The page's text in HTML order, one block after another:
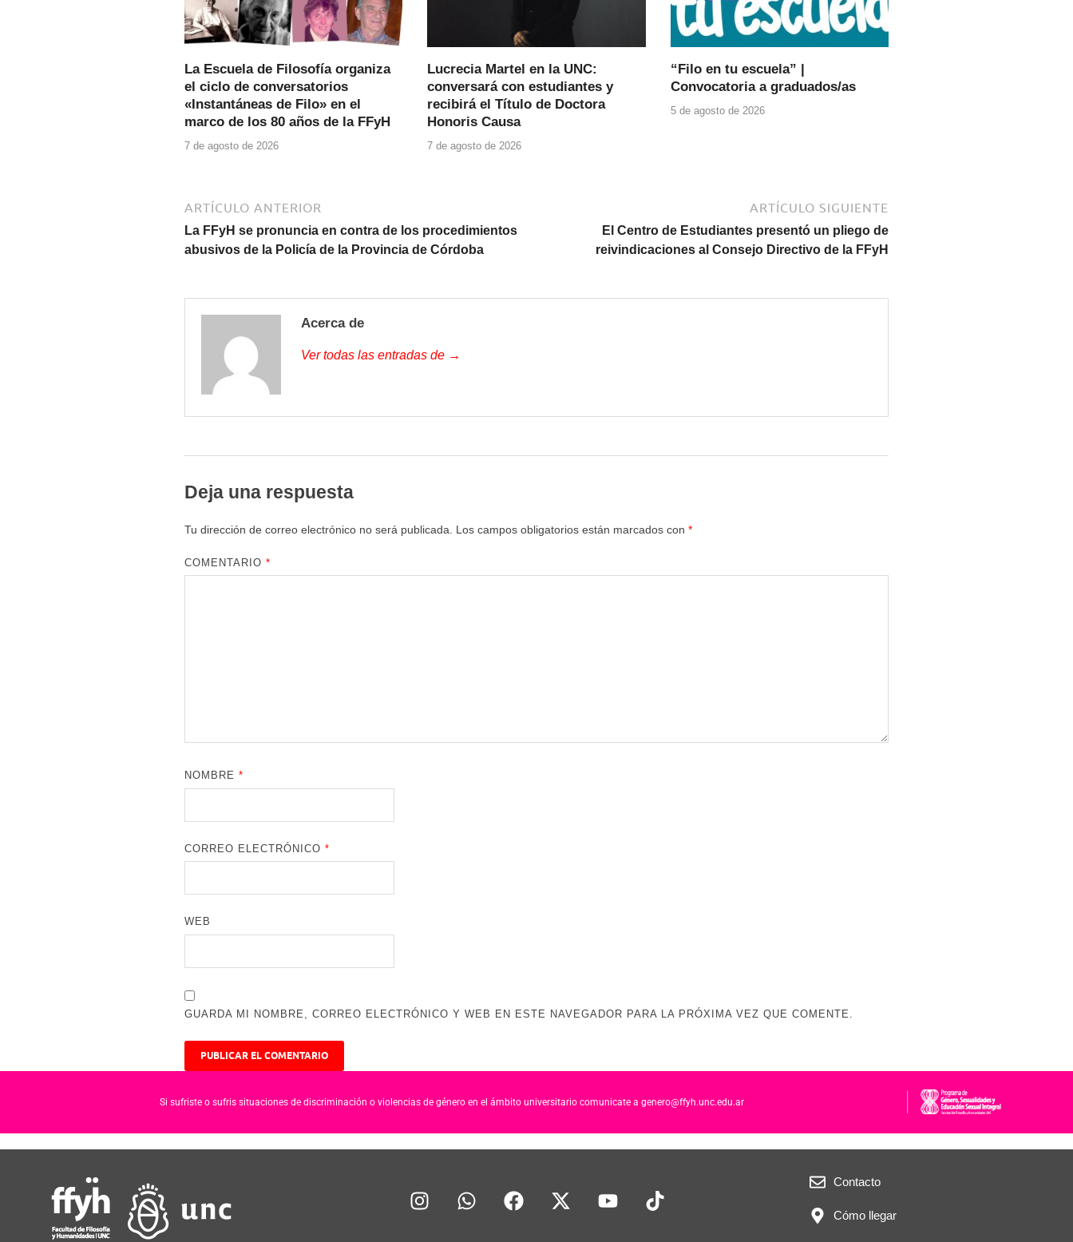
La Escuela de Filosofía organiza
el ciclo de conversatorios
«Instantáneas de Filo» en el
marco de los 80 años de la FFyH
7 de agosto de 2026
Lucrecia Martel en la UNC:
conversará con estudiantes y
recibirá el Título de Doctora
Honoris Causa
7 de agosto de 2026
“Filo en tu escuela” |
Convocatoria a graduados/as
5 de agosto de 2026
ARTÍCULO ANTERIOR
La FFyH se pronuncia en contra de los procedimientos
abusivos de la Policía de la Provincia de Córdoba
ARTÍCULO SIGUIENTE
El Centro de Estudiantes presentó un pliego de
reivindicaciones al Consejo Directivo de la FFyH
Acerca de
Ver todas las entradas de →
Deja una respuesta
Tu dirección de correo electrónico no será publicada. Los campos obligatorios están marcados con *
COMENTARIO*
NOMBRE*
CORREO ELECTRÓNICO*
WEB
GUARDA MI NOMBRE, CORREO ELECTRÓNICO Y WEB EN ESTE NAVEGADOR PARA LA PRÓXIMA VEZ QUE COMENTE.
Si sufriste o sufris situaciones de discriminación o violencias de género en el ámbito universitario comunicate a genero@ffyh.unc.edu.ar
Contacto
Cómo llegar